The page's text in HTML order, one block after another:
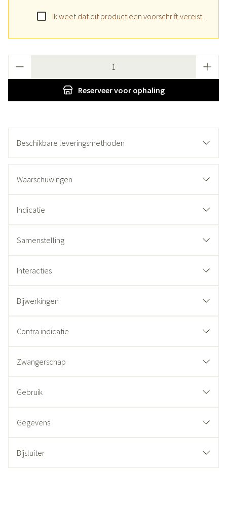
Ik weet dat dit product een voorschrift vereist.
Reserveervoor ophaling
Beschikbare leveringsmethoden
Waarschuwingen
Indicatie
Samenstelling
Interacties
Bijwerkingen
Contra indicatie
Zwangerschap
Gebruik
Gegevens
Bijsluiter